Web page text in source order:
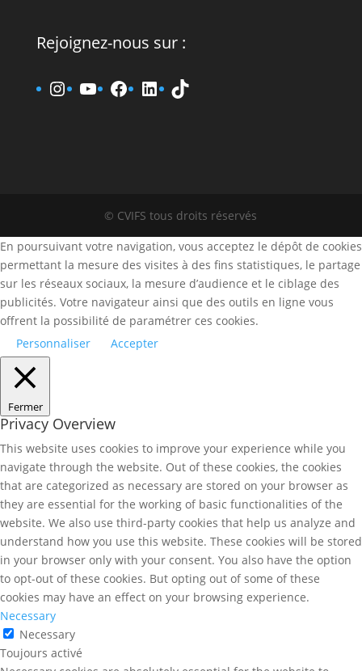
Rejoignez-nous sur :
www.instagram.fr/cvifs
YouTube
www.facebook.fr/cvifs
www.linkedin.fr/
TikTok
© CVIFS tous droits réservés
En poursuivant votre navigation, vous acceptez le dépôt de cookies
permettant la mesure des visites à des fins statistiques, le partage
sur les réseaux sociaux, la mesure d’audience et le ciblage des
publicités. Votre navigateur ainsi que des outils en ligne vous
offrent la possibilité de paramétrer ces cookies.
Personnaliser
Accepter
Fermer
Privacy Overview
This website uses cookies to improve your experience while you
navigate through the website. Out of these cookies, the cookies
that are categorized as necessary are stored on your browser as
they are essential for the working of basic functionalities of the
website. We also use third-party cookies that help us analyze and
understand how you use this website. These cookies will be stored
in your browser only with your consent. You also have the option
to opt-out of these cookies. But opting out of some of these
cookies may have an effect on your browsing experience.
Necessary
Necessary
Toujours activé